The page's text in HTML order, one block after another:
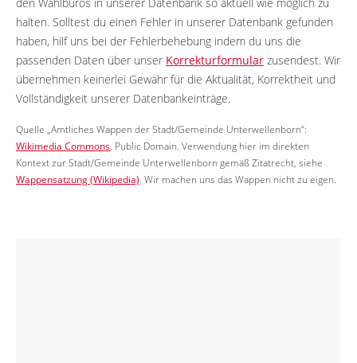
halten. Solltest du einen Fehler in unserer Datenbank gefunden
haben, hilf uns bei der Fehlerbehebung indem du uns die
passenden Daten über unser Korrekturformular zusendest. Wir
übernehmen keinerlei Gewähr für die Aktualität, Korrektheit und
Vollständigkeit unserer Datenbankeinträge.
Quelle „Amtliches Wappen der Stadt/Gemeinde Unterwellenborn“:
Wikimedia Commons, Public Domain. Verwendung hier im direkten
Kontext zur Stadt/Gemeinde Unterwellenborn gemäß Zitatrecht, siehe
Wappensatzung (Wikipedia). Wir machen uns das Wappen nicht zu eigen.